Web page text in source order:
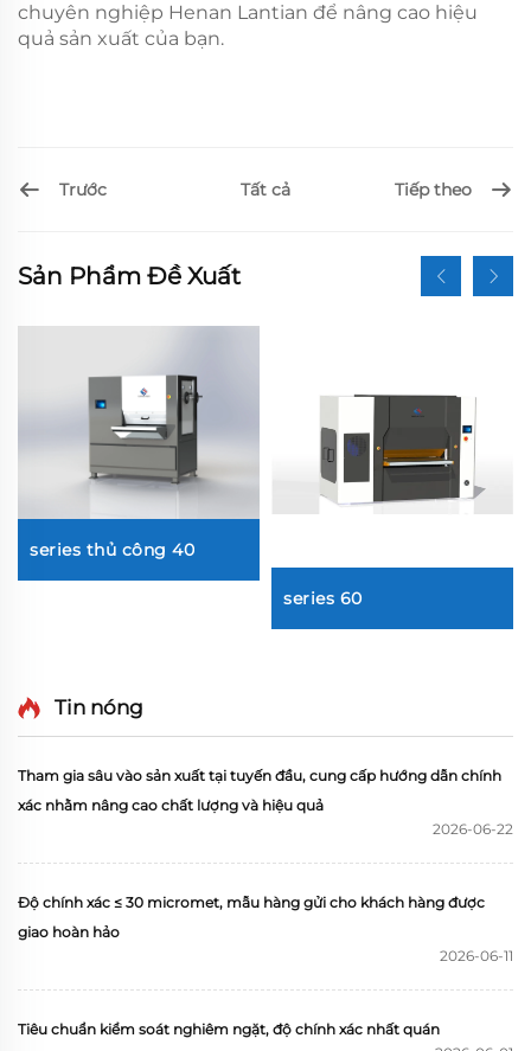
chuyên nghiệp Henan Lantian để nâng cao hiệu
quả sản xuất của bạn.
Trước Tất cả Tiếp theo
Sản Phẩm Đề Xuất
series thủ công 40
series 60
Tin nóng
Tham gia sâu vào sản xuất tại tuyến đầu, cung cấp hướng dẫn chính
xác nhằm nâng cao chất lượng và hiệu quả
2026-06-22
Độ chính xác ≤ 30 micromet, mẫu hàng gửi cho khách hàng được
giao hoàn hảo
2026-06-11
Tiêu chuẩn kiểm soát nghiêm ngặt, độ chính xác nhất quán